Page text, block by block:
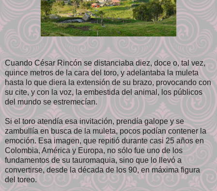
Cuando César Rincón se distanciaba diez, doce o, tal vez,
quince metros de la cara del toro, y adelantaba la muleta
hasta lo que diera la extensión de su brazo, provocando con
su cite, y con la voz, la embestida del animal, los públicos
del mundo se estremecían.
Si el toro atendía esa invitación, prendía galope y se
zambullía en busca de la muleta, pocos podían contener la
emoción. Esa imagen, que repitió durante casi 25 años en
Colombia, América y Europa, no sólo fue uno de los
fundamentos de su tauromaquia, sino que lo llevó a
convertirse, desde la década de los 90, en máxima figura
del toreo.